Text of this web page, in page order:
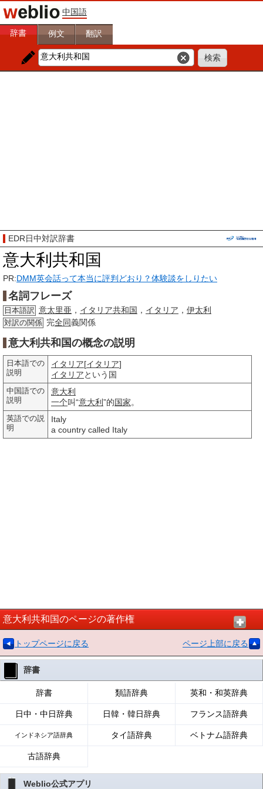
中国語
辞書 例文 翻訳
EDR日中対訳辞書
意大利共和国
PR:DMM英会話って本当に評判どおり？体験談をしりたい
名詞フレーズ
日本語訳 意太里亜 ， イタリア共和国 ， イタリア ， 伊太利
対訳の関係 完全同義関係
意大利共和国の概念の説明
日本語での
説明
イタリア[イタリア]
イタリアという国
中国語での
説明
意大利
一个叫“意大利 ”的国家。
英語での説
明
Italy
a country called Italy
意大利共和国のページの著作権
トップページに戻る ページ上部に戻る
辞書
辞書 類語辞典 英和・和英辞典
日中・中日辞典 日韓・韓日辞典 フランス語辞典
インドネシア語辞典 タイ語辞典 ベトナム語辞典
古語辞典
Weblio公式アプリ